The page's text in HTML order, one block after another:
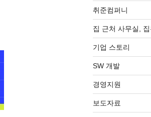
취준컴퍼니
집 근처 사무실, 집
기업 스토리
SW 개발
경영지원
보도자료